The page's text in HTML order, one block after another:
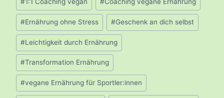
#1:1 Coaching vegan #Coaching vegane Ernährung
#Ernährung ohne Stress #Geschenk an dich selbst
#Leichtigkeit durch Ernährung
#Transformation Ernährung
#vegane Ernährung für Sportler:innen